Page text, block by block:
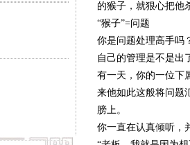
的猴子，就狠心把他
“猴子”=问题
你是问题处理高手吗
自己的管理是不是出
有一天，你的一位下
来他如此这般将问题
膀上。
你一直在认真倾听，